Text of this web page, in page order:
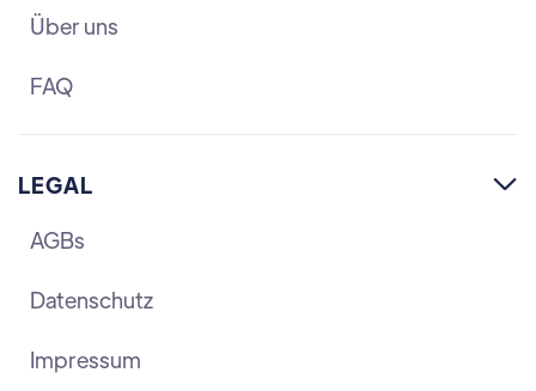
Über uns
FAQ
LEGAL 
AGBs
Datenschutz
Impressum